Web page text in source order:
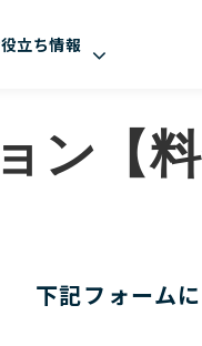
立ち情報
ン【料
下記フォーム